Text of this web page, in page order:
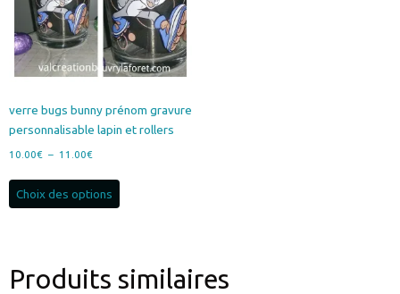
verre bugs bunny prénom gravure
personnalisable lapin et rollers
10.00€ – 11.00€
10.00€
Choix des options
Les
Produits similaires